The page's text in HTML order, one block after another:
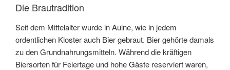
Die Brautradition
Seit dem Mittelalter wurde in Aulne, wie in jedem
ordentlichen Kloster auch Bier gebraut. Bier gehörte damals
zu den Grundnahrungsmitteln. Während die kräftigen
Biersorten für Feiertage und hohe Gäste reserviert waren,